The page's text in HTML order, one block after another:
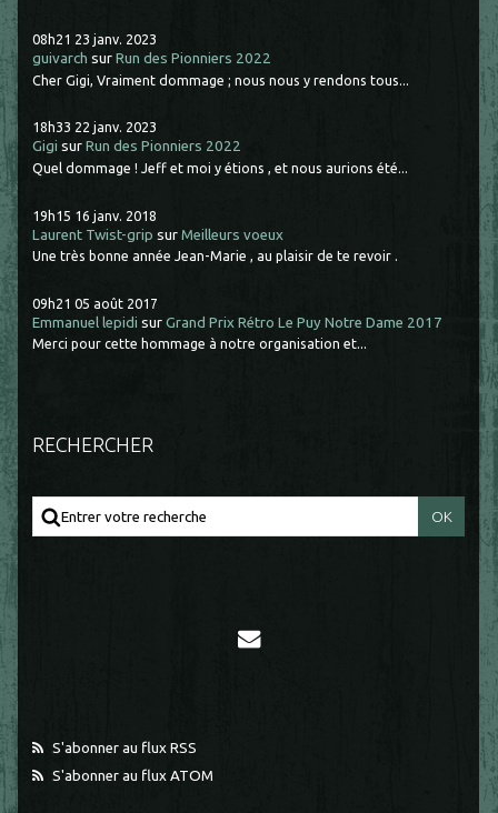
08h21 23 janv. 2023
guivarch surRun des Pionniers 2022
Cher Gigi, Vraiment dommage ; nous nous y rendons tous...
18h33 22 janv. 2023
Gigi surRun des Pionniers 2022
Quel dommage ! Jeff et moi y étions , et nous aurions été...
19h15 16 janv. 2018
Laurent Twist-grip surMeilleurs voeux
Une très bonne année Jean-Marie , au plaisir de te revoir .
09h21 05 août 2017
Emmanuel lepidi surGrand Prix Rétro Le Puy Notre Dame 2017
Merci pour cette hommage à notre organisation et...
RECHERCHER
S'abonner au flux RSS
S'abonner au flux ATOM